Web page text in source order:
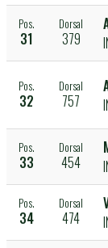
Pos.
31
Dorsal
379
Pos.
32
Dorsal
757
Pos.
33
Dorsal
454
Pos.
34
Dorsal
474